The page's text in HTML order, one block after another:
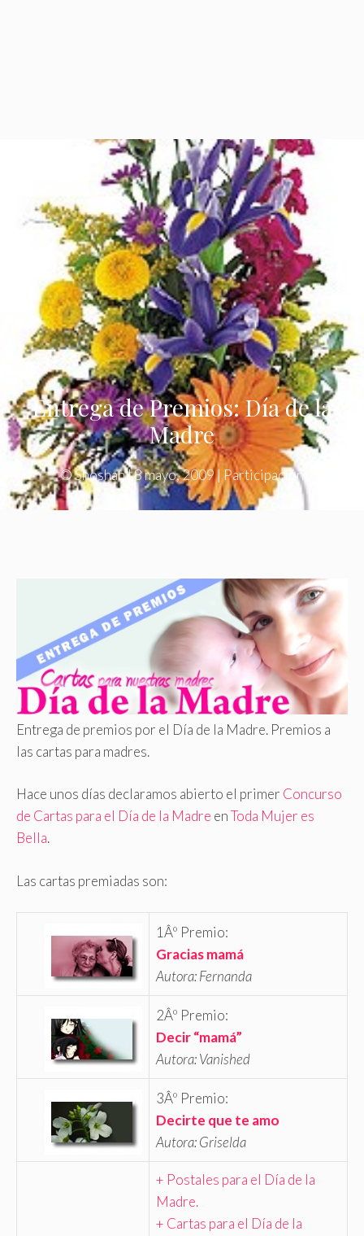
Entrega de Premios: Día de la
Madre
©Shoshan|8 mayo, 2009|Participación
Entrega de premios por el Día de la Madre. Premios a
las cartas para madres.
Hace unos días declaramos abierto el primer Concurso
de Cartas para el Día de la Madre enToda Mujer es
Bella.
Las cartas premiadas son:
1Âº Premio:
Gracias mamá
Autora: Fernanda
2Âº Premio:
Decir “mamá”
Autora: Vanished
3Âº Premio:
Decirte que te amo
Autora: Griselda
+ Postales para el Día de la
Madre.
+ Cartas para el Día de la